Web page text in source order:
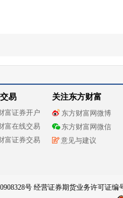
易
富证券开户
富在线交易
富证券交易
关注东方财富
东方财富网微博
东方财富网微信
意见与建议
号 经营证券期货业务许可证编